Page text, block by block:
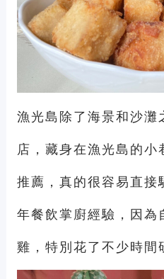
漁光島除了海景和沙灘
店，藏身在漁光島的小
推薦，真的很容易直接
年餐飲掌廚經驗，因為
雞，特別花了不少時間